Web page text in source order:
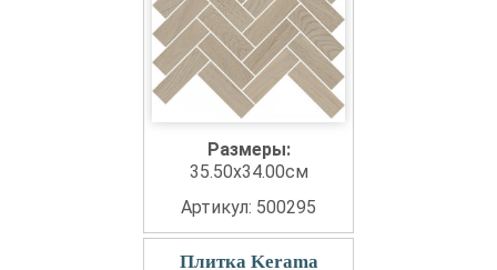
Размеры:
35.50x34.00см
Артикул: 500295
Плитка Kerama